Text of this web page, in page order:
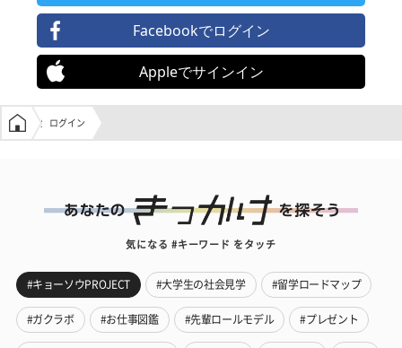
Facebookでログイン
Appleでサインイン
学生の窓口トップ
ログイン
気になる #キーワード をタッチ
#キョーソウPROJECT #大学生の社会見学 #留学ロードマップ
#ガクラボ #お仕事図鑑 #先輩ロールモデル #プレゼント